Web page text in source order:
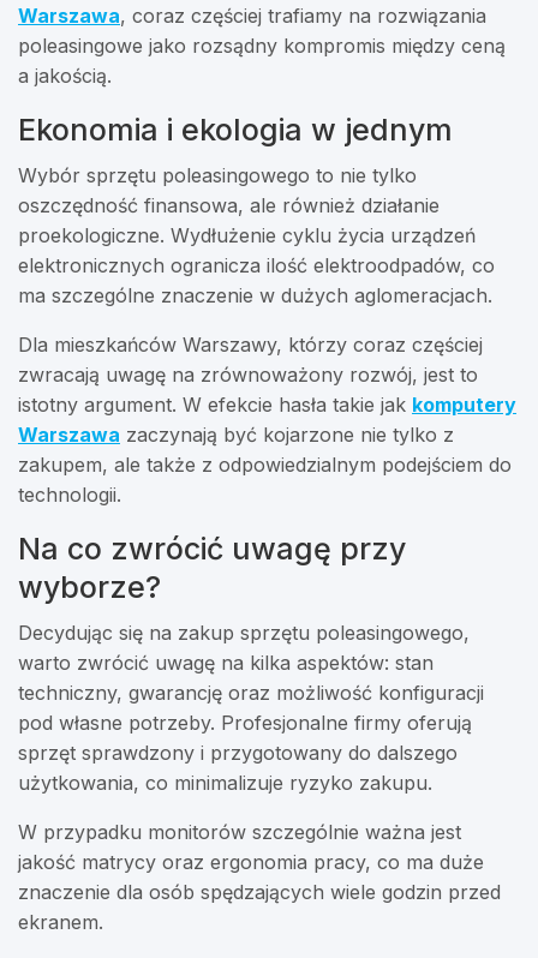
Warszawa, coraz częściej trafiamy na rozwiązania
poleasingowe jako rozsądny kompromis między ceną
a jakością.
Ekonomia i ekologia w jednym
Wybór sprzętu poleasingowego to nie tylko
oszczędność finansowa, ale również działanie
proekologiczne. Wydłużenie cyklu życia urządzeń
elektronicznych ogranicza ilość elektroodpadów, co
ma szczególne znaczenie w dużych aglomeracjach.
Dla mieszkańców Warszawy, którzy coraz częściej
zwracają uwagę na zrównoważony rozwój, jest to
istotny argument. W efekcie hasła takie jak komputery
Warszawa zaczynają być kojarzone nie tylko z
zakupem, ale także z odpowiedzialnym podejściem do
technologii.
Na co zwrócić uwagę przy
wyborze?
Decydując się na zakup sprzętu poleasingowego,
warto zwrócić uwagę na kilka aspektów: stan
techniczny, gwarancję oraz możliwość konfiguracji
pod własne potrzeby. Profesjonalne firmy oferują
sprzęt sprawdzony i przygotowany do dalszego
użytkowania, co minimalizuje ryzyko zakupu.
W przypadku monitorów szczególnie ważna jest
jakość matrycy oraz ergonomia pracy, co ma duże
znaczenie dla osób spędzających wiele godzin przed
ekranem.